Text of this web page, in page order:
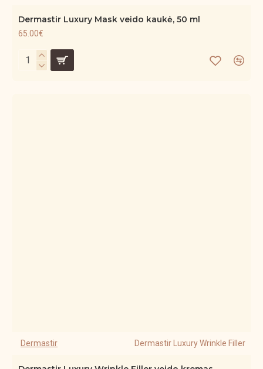
Dermastir Luxury Mask veido kaukė, 50 ml
65.00€
Dermastir Dermastir Luxury Wrinkle Filler